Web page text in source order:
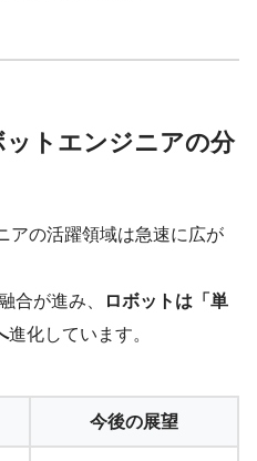
トエンジニアの分
アの活躍領域は急速に広が
合が進み、
ロボットは「単
進化しています。
今後の展望